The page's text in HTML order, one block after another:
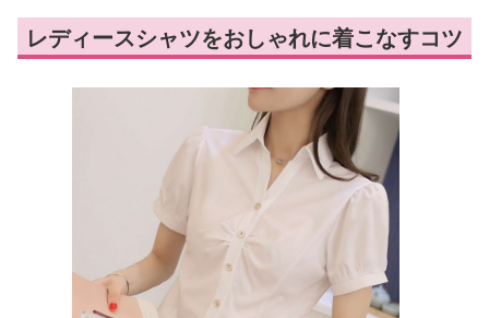
レディースシャツをおしゃれに着こなすコツ